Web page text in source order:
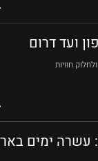
ועד דרום
חוויות
עשרה ימים